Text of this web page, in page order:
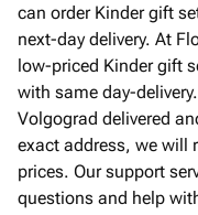
can order Kinder gift
next-day delivery. At
low-priced Kinder gift
with same day-
Volgograd delivered
exact address, we will
prices. Our support
questions and help